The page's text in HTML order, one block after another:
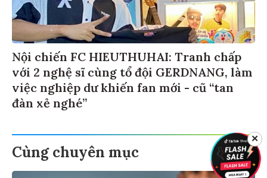
Nội chiến FC HIEUTHUHAI: Tranh chấp
với 2 nghệ sĩ cùng tổ đội GERDNANG, làm
việc nghiệp dư khiến fan mới - cũ “tan
đàn xẻ nghé”
Cùng chuyên mục
✕